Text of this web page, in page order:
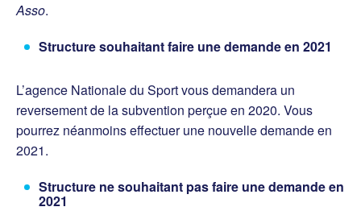
Asso.
Structure souhaitant faire une demande en 2021
L’agence Nationale du Sport vous demandera un
reversement de la subvention perçue en 2020. Vous
pourrez néanmoins effectuer une nouvelle demande en
2021.
Structure ne souhaitant pas faire une demande en
2021